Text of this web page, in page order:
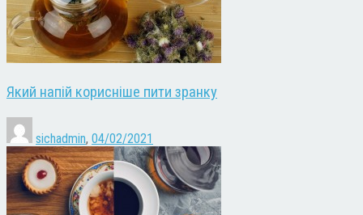
Який напій корисніше пити зранку
sichadmin, 04/02/2021